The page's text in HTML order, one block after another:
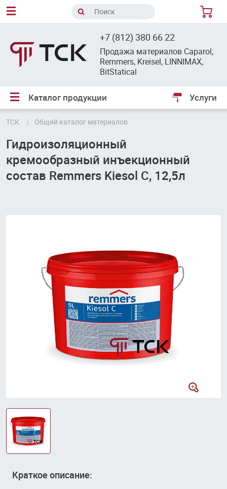
+7 (812) 380 66 22
Продажа материалов Caparol,
Remmers, Kreisel, LINNIMAX,
BitStatical
Каталог продукции Услуги
ТСК Общий каталог материалов
Гидроизоляционный
кремообразный инъекционный
состав Remmers Kiesol C, 12,5л
Краткое описание: